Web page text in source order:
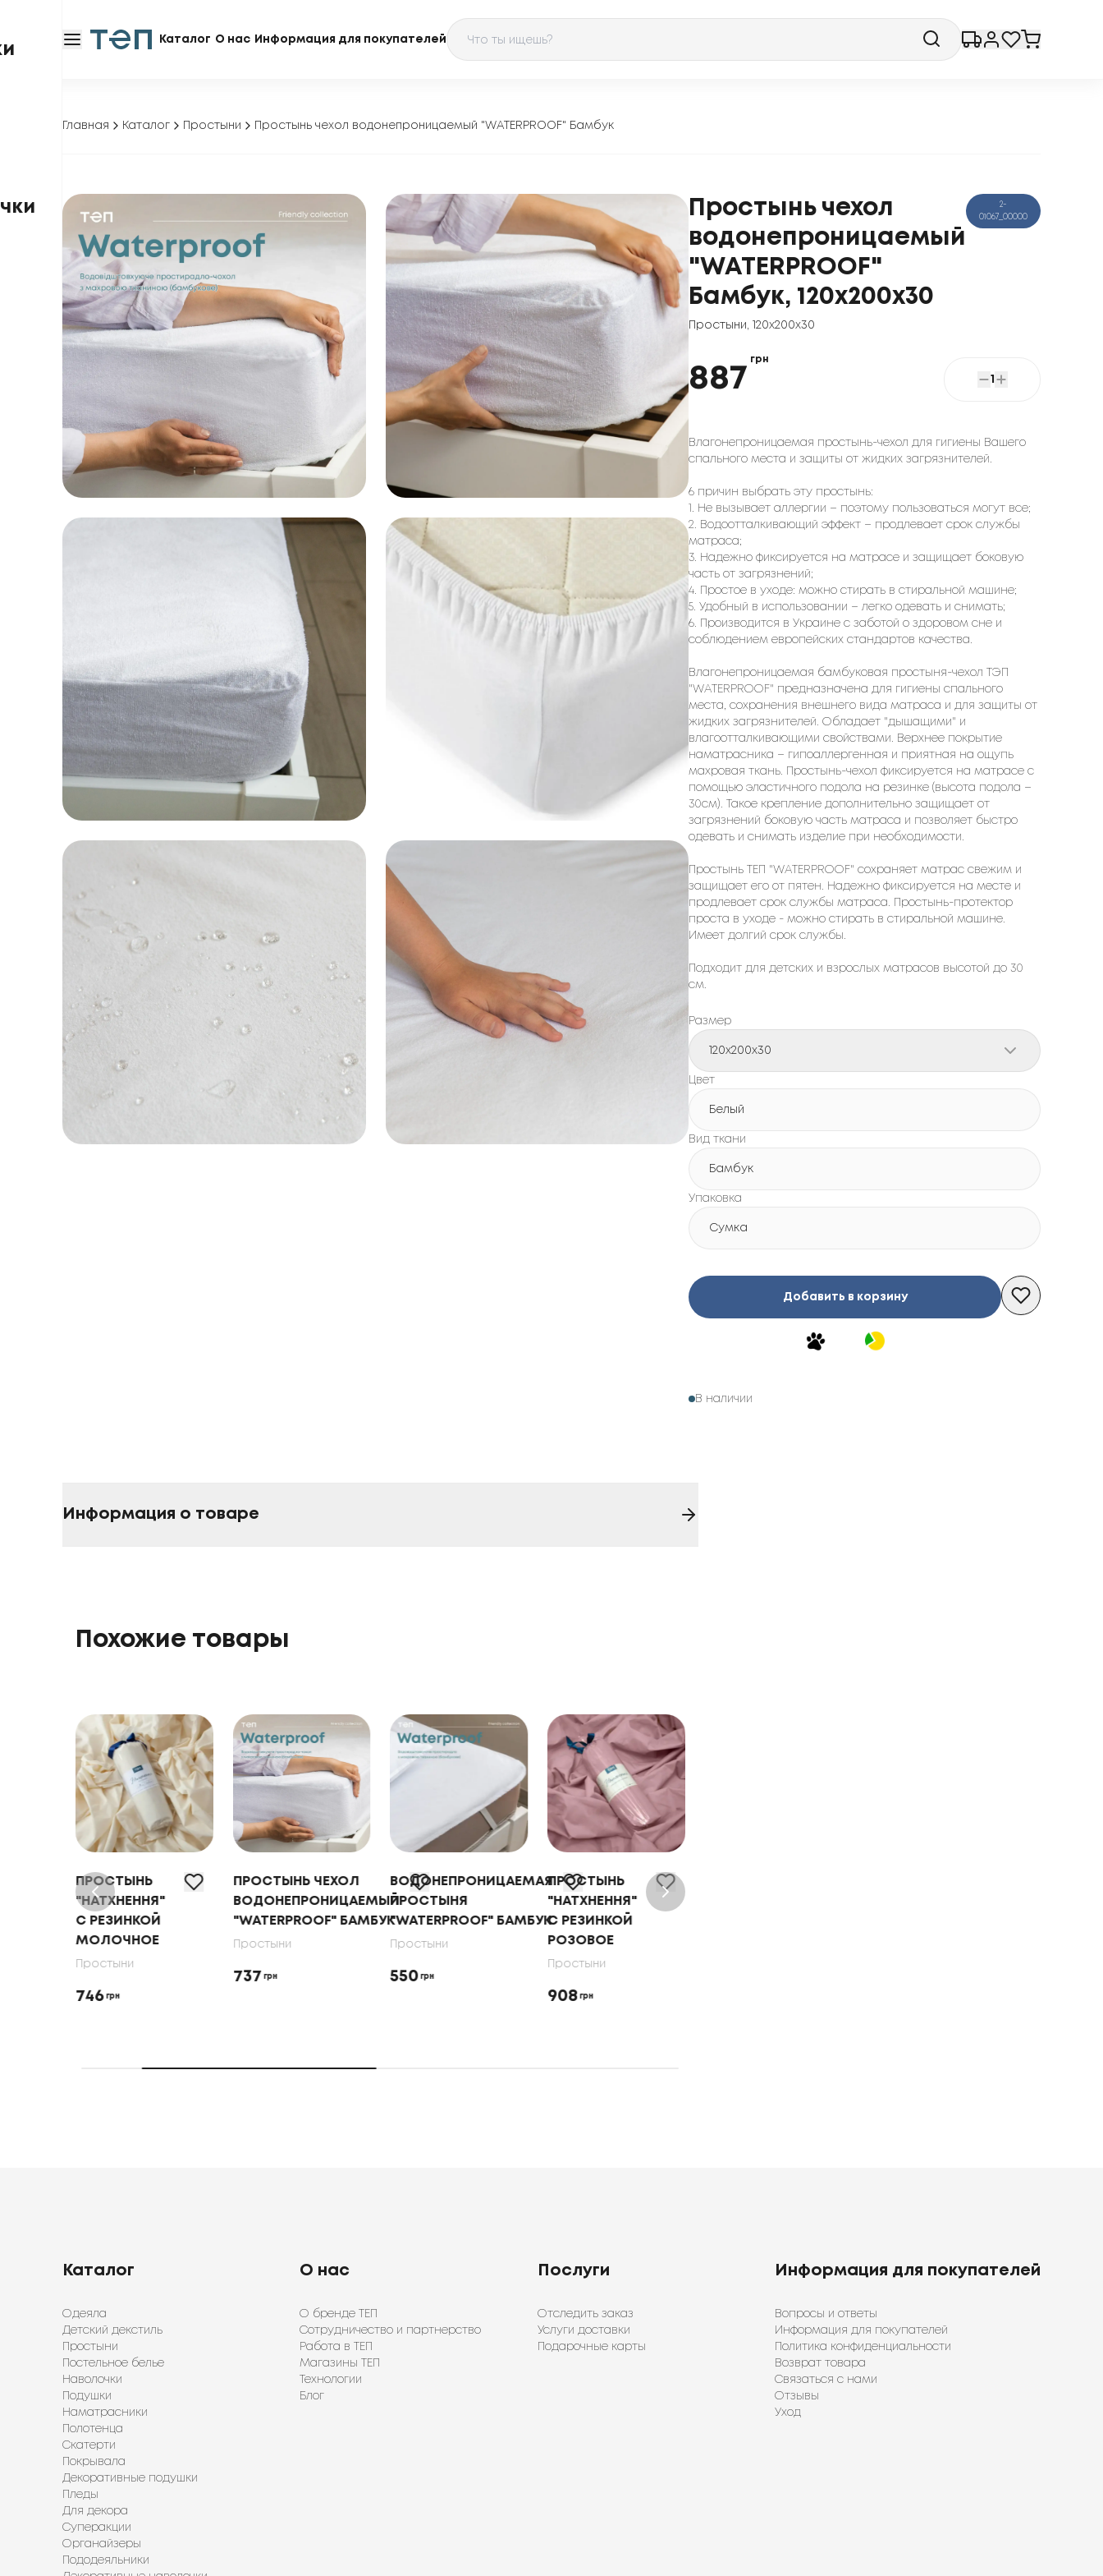
Каталог О нас Информация для покупателей
Главная Каталог Простыни Простынь чехол водонепроницаемый "WATERPROOF" Бамбук
Простынь чехол
водонепроницаемый
"WATERPROOF"
Бамбук, 120x200x30
Простыни 120x200x30
2-
01067_00000
887
грн
1
Влагонепроницаемая простынь-чехол для гигиены Вашего
спального места и защиты от жидких загрязнителей.
6 причин выбрать эту простынь:
1. Не вызывает аллергии – поэтому пользоваться могут все;
2. Водоотталкивающий эффект – продлевает срок службы
матраса;
3. Надежно фиксируется на матрасе и защищает боковую
часть от загрязнений;
4. Простое в уходе: можно стирать в стиральной машине;
5. Удобный в использовании – легко одевать и снимать;
6. Производится в Украине с заботой о здоровом сне и
соблюдением европейских стандартов качества.
Влагонепроницаемая бамбуковая простыня-чехол ТЭП
"WATERPROOF" предназначена для гигиены спального
места, сохранения внешнего вида матраса и для защиты от
жидких загрязнителей. Обладает "дышащими" и
влагоотталкивающими свойствами. Верхнее покрытие
наматрасника – гипоаллергенная и приятная на ощупь
махровая ткань. Простынь-чехол фиксируется на матрасе с
помощью эластичного подола на резинке (высота подола –
30см). Такое крепление дополнительно защищает от
загрязнений боковую часть матраса и позволяет быстро
одевать и снимать изделие при необходимости.
Простынь ТЕП "WATERPROOF" сохраняет матрас свежим и
защищает его от пятен. Надежно фиксируется на месте и
продлевает срок службы матраса. Простынь-протектор
проста в уходе - можно стирать в стиральной машине.
Имеет долгий срок службы.
Подходит для детских и взрослых матрасов высотой до 30
см.
Размер
120x200x30
Цвет
Белый
Вид ткани
Бамбук
Упаковка
Сумка
Добавить в корзину
В наличии
Информация о товаре
Похожие товары
ПРОСТЫНЬ
"НАТХНЕННЯ"
С РЕЗИНКОЙ
МОЛОЧНОЕ
Простыни
746 грн
ПРОСТЫНЬ ЧЕХОЛ
ВОДОНЕПРОНИЦАЕМЫЙ
"WATERPROOF" БАМБУК
Простыни
737 грн
ВОДОНЕПРОНИЦАЕМАЯ
ПРОСТЫНЯ
"WATERPROOF" БАМБУК
Простыни
550 грн
ПРОСТЫНЬ
"НАТХНЕННЯ"
С РЕЗИНКОЙ
РОЗОВОЕ
Простыни
908 грн
Каталог
Одеяла
Детский декстиль
Простыни
Постельное белье
Наволочки
Подушки
Наматрасники
Полотенца
Скатерти
Покрывала
Декоративные подушки
Пледы
Для декора
Суперакции
Органайзеры
Пододеяльники
О нас
О бренде ТЕП
Сотрудничество и партнерство
Работа в ТЕП
Магазины ТЕП
Технологии
Блог
Послуги
Отследить заказ
Услуги доставки
Подарочные карты
Информация для покупателей
Вопросы и ответы
Информация для покупателей
Политика конфиденциальности
Возврат товара
Связаться с нами
Отзывы
Уход